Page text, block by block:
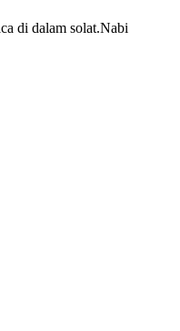
di dalam solat.Nabi